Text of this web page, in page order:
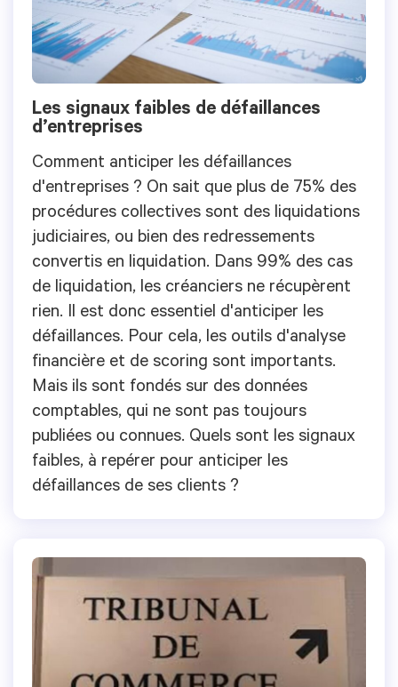
Les signaux faibles de défaillances
d’entreprises
Comment anticiper les défaillances
d'entreprises ? On sait que plus de 75% des
procédures collectives sont des liquidations
judiciaires, ou bien des redressements
convertis en liquidation. Dans 99% des cas
de liquidation, les créanciers ne récupèrent
rien. Il est donc essentiel d'anticiper les
défaillances. Pour cela, les outils d'analyse
financière et de scoring sont importants.
Mais ils sont fondés sur des données
comptables, qui ne sont pas toujours
publiées ou connues. Quels sont les signaux
faibles, à repérer pour anticiper les
défaillances de ses clients ?